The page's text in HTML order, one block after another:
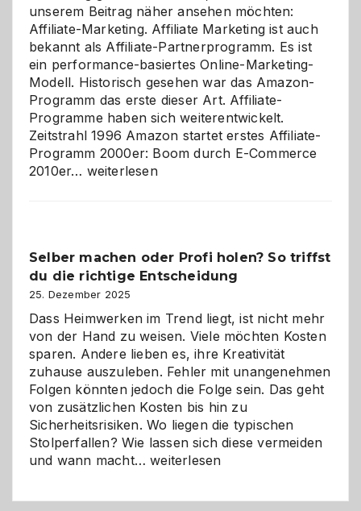
unserem Beitrag näher ansehen möchten:
Affiliate-Marketing. Affiliate Marketing ist auch
bekannt als Affiliate-Partnerprogramm. Es ist
ein performance-basiertes Online-Marketing-
Modell. Historisch gesehen war das Amazon-
Programm das erste dieser Art. Affiliate-
Programme haben sich weiterentwickelt.
Zeitstrahl 1996 Amazon startet erstes Affiliate-
Programm 2000er: Boom durch E-Commerce
2010er… Affiliate-
Herausforderungen
und
Zukunft
weiterlesen
Selber machen oder Profi holen? So triffst
du die richtige Entscheidung
25. Dezember 2025
Dass Heimwerken im Trend liegt, ist nicht mehr
von der Hand zu weisen. Viele möchten Kosten
sparen. Andere lieben es, ihre Kreativität
zuhause auszuleben. Fehler mit unangenehmen
Folgen könnten jedoch die Folge sein. Das geht
von zusätzlichen Kosten bis hin zu
Sicherheitsrisiken. Wo liegen die typischen
Stolperfallen? Wie lassen sich diese vermeiden
und wann macht…Selber
weiterlesen